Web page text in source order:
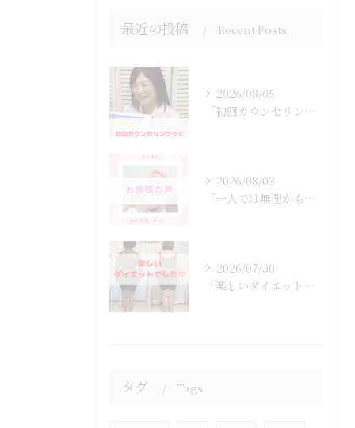
最近の投稿 Recent Posts
2026/08/05
「初回カウンセリングでは何をするの？」
2026/08/03
「一人では無理かも…」
2026/07/30
「楽しいダイエットでした♡」
タグ Tags